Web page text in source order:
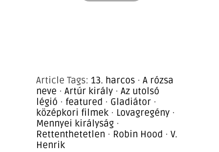
Article Tags: 13. harcos · A rózsa
neve · Artúr király · Az utolsó
légió · featured · Gladiátor ·
középkori filmek · Lovagregény ·
Mennyei királyság ·
Rettenthetetlen · Robin Hood · V.
Henrik